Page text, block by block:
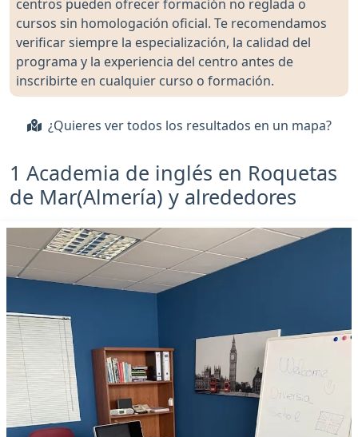
centros pueden ofrecer formación no reglada o
cursos sin homologación oficial. Te recomendamos
verificar siempre la especialización, la calidad del
programa y la experiencia del centro antes de
inscribirte en cualquier curso o formación.
¿Quieres ver todos los resultados en un mapa?
1 Academia de inglés en Roquetas
de Mar(Almería) y alrededores